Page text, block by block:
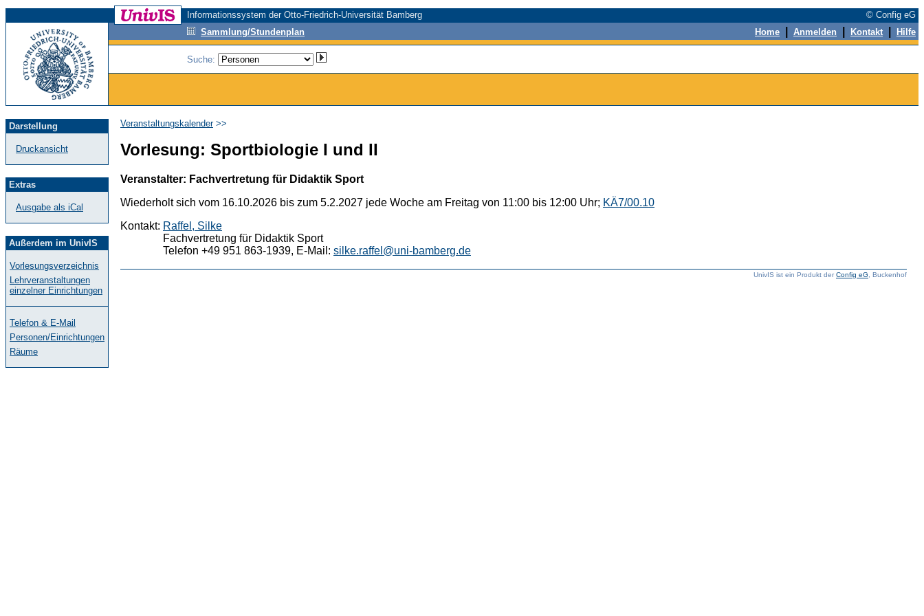
Informationssystem der Otto-Friedrich-Universität Bamberg
© Config eG
Sammlung/Stundenplan
Home Anmelden Kontakt Hilfe
Suche:
Darstellung
Druckansicht
Extras
Ausgabe als iCal
Außerdem im UnivIS
Vorlesungsverzeichnis
Lehrveranstaltungen
einzelner Einrichtungen
Telefon & E-Mail
Personen/Einrichtungen
Räume
Veranstaltungskalender>>
Vorlesung: Sportbiologie I und II
Veranstalter: Fachvertretung für Didaktik Sport
Wiederholt sich vom 16.10.2026 bis zum 5.2.2027 jede Woche am Freitag von 11:00 bis 12:00 Uhr; KÄ7/00.10
Kontakt: Raffel, Silke
Fachvertretung für Didaktik Sport
Telefon +49 951 863-1939, E-Mail: silke.raffel@uni-bamberg.de
UnivIS ist ein Produkt derConfig eG , Buckenhof